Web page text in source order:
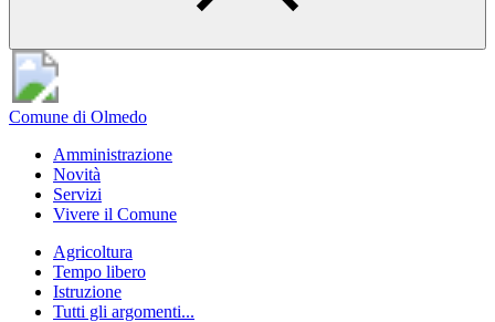
Comune di Olmedo
Amministrazione
Novità
Servizi
Vivere il Comune
Agricoltura
Tempo libero
Istruzione
Tutti gli argomenti...